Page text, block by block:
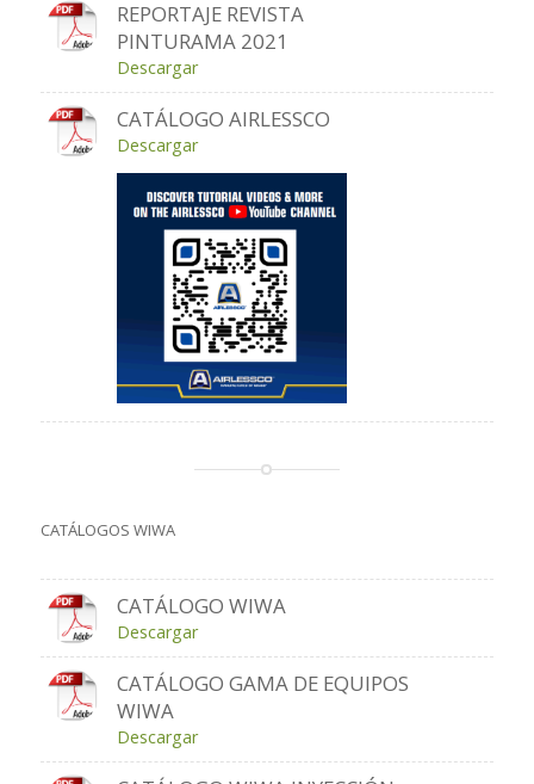
REPORTAJE REVISTA
PINTURAMA 2021
Descargar
CATÁLOGO AIRLESSCO
Descargar
CATÁLOGOS WIWA
CATÁLOGO WIWA
Descargar
CATÁLOGO GAMA DE EQUIPOS
WIWA
Descargar